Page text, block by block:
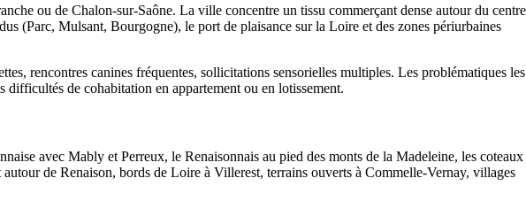
ou de Chalon-sur-Saône. La ville concentre un tissu commerçant dense autour du centre
(Parc, Mulsant, Bourgogne), le port de plaisance sur la Loire et des zones périurbaines
rencontres canines fréquentes, sollicitations sensorielles multiples. Les problématiques les
difficultés de cohabitation en appartement ou en lotissement.
avec Mably et Perreux, le Renaisonnais au pied des monts de la Madeleine, les coteaux
de Renaison, bords de Loire à Villerest, terrains ouverts à Commelle-Vernay, villages